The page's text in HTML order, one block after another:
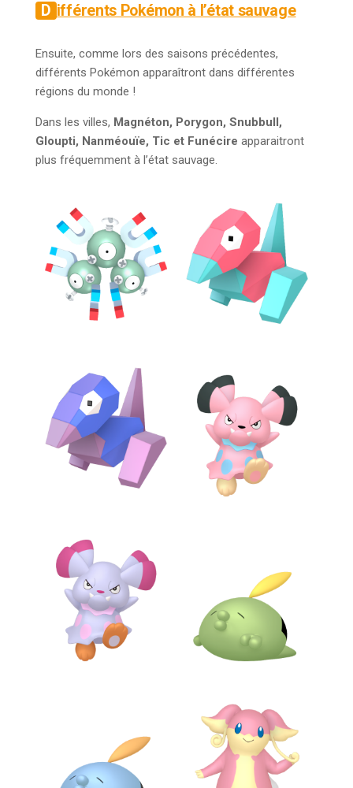
Différents Pokémon à l’état sauvage
Ensuite, comme lors des saisons précédentes,
différents Pokémon apparaîtront dans différentes
régions du monde !
Dans les villes, Magnéton, Porygon, Snubbull,
Gloupti, Nanméouïe, Tic et Funécire apparaitront
plus fréquemment à l’état sauvage.